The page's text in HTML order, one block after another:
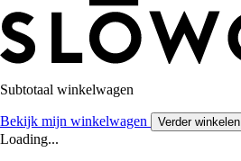
Subtotaal winkelwagen
Bekijk mijn winkelwagen Verder winkelen
Loading...